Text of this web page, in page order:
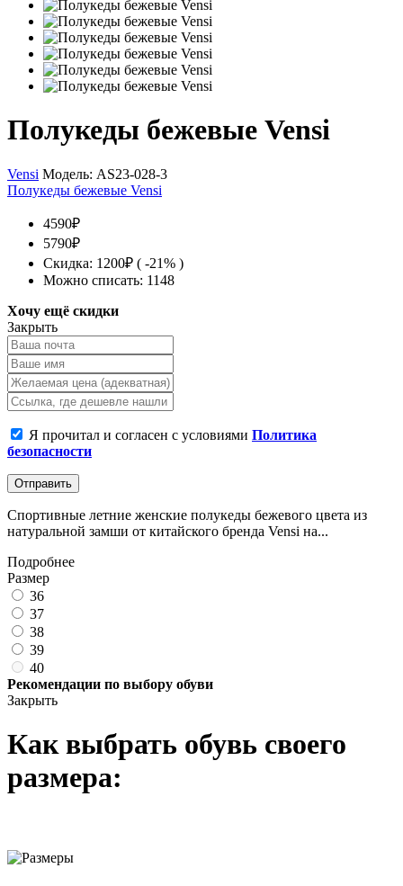
Полукеды бежевые Vensi
Vensi Модель: AS23-028-3
Полукеды бежевые Vensi
4590₽
5790₽
Скидка: 1200₽ ( -21% )
Можно списать: 1148
Хочу ещё скидки
Закрыть
Я прочитал и согласен с условиями Политика
безопасности
Отправить
Спортивные летние женские полукеды бежевого цвета из
натуральной замши от китайского бренда Vensi на...
Подробнее
Размер
36
37
38
39
40
Рекомендации по выбору обуви
Закрыть
Как выбрать обувь своего
размера: